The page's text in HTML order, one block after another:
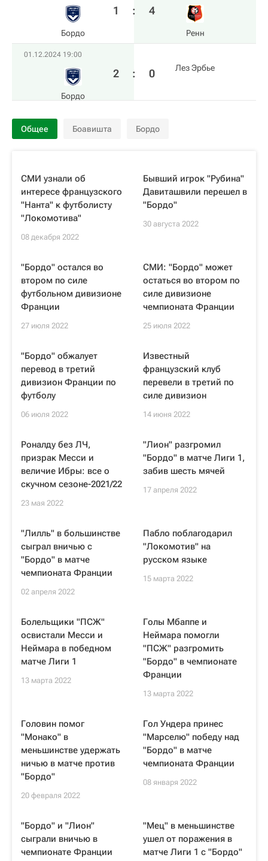
Бордо
1 : 4
Ренн
01.12.2024 19:00
Бордо
2 : 0 Лез Эрбье
Общее Боавишта Бордо
СМИ узнали об
интересе французского
"Нанта" к футболисту
"Локомотива"
08 декабря 2022
Бывший игрок "Рубина"
Давиташвили перешел в
"Бордо"
30 августа 2022
"Бордо" остался во
втором по силе
футбольном дивизионе
Франции
27 июля 2022
СМИ: "Бордо" может
остаться во втором по
силе дивизионе
чемпионата Франции
25 июля 2022
"Бордо" обжалует
перевод в третий
дивизион Франции по
футболу
06 июля 2022
Известный
французский клуб
перевели в третий по
силе дивизион
14 июня 2022
Роналду без ЛЧ,
призрак Месси и
величие Ибры: все о
скучном сезоне-2021/22
23 мая 2022
"Лион" разгромил
"Бордо" в матче Лиги 1,
забив шесть мячей
17 апреля 2022
"Лилль" в большинстве
сыграл вничью с
"Бордо" в матче
чемпионата Франции
02 апреля 2022
Пабло поблагодарил
"Локомотив" на
русском языке
15 марта 2022
Болельщики "ПСЖ"
освистали Месси и
Неймара в победном
матче Лиги 1
13 марта 2022
Голы Мбаппе и
Неймара помогли
"ПСЖ" разгромить
"Бордо" в чемпионате
Франции
13 марта 2022
Головин помог
"Монако" в
меньшинстве удержать
ничью в матче против
"Бордо"
20 февраля 2022
Гол Ундера принес
"Марселю" победу над
"Бордо" в матче
чемпионата Франции
08 января 2022
"Бордо" и "Лион"
сыграли вничью в
чемпионате Франции
"Мец" в меньшинстве
ушел от поражения в
матче Лиги 1 с "Бордо"